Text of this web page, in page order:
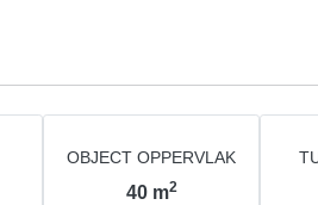
OBJECT OPPERVLAK
40 m2